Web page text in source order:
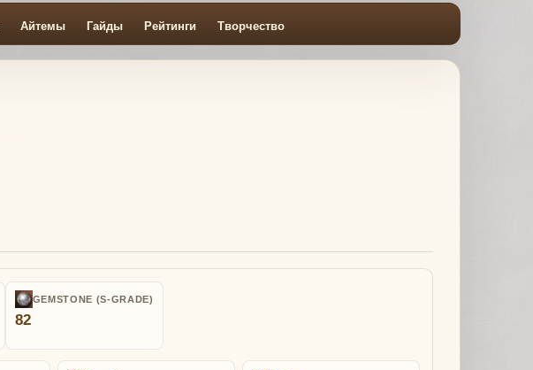
Айтемы Гайды Рейтинги Творчество
GEMSTONE (S-GRADE)
82